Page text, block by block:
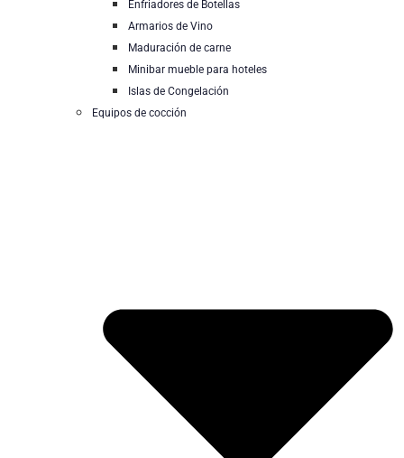
Enfriadores de Botellas
Armarios de Vino
Maduración de carne
Minibar mueble para hoteles
Islas de Congelación
Equipos de cocción